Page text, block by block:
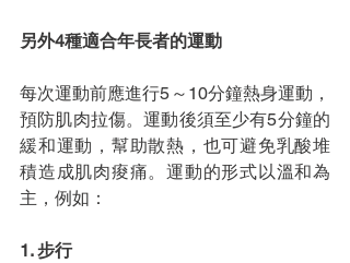
另外4種適合年長者的運動
每次運動前應進行5～10分鐘熱身運動，
預防肌肉拉傷。運動後須至少有5分鐘的
緩和運動，幫助散熱，也可避免乳酸堆
積造成肌肉痠痛。運動的形式以溫和為
主，例如：
1. 步行